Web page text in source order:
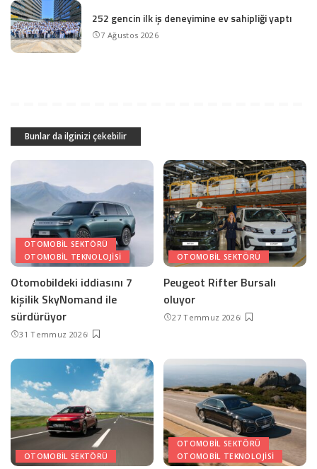
252 gencin ilk iş deneyimine ev sahipliği yaptı
7 Ağustos 2026
Bunlar da ilginizi çekebilir
OTOMOBIL SEKTÖRÜ
OTOMOBIL TEKNOLOJISI
Otomobildeki iddiasını 7
kişilik SkyNomand ile
sürdürüyor
31 Temmuz 2026
OTOMOBIL SEKTÖRÜ
Peugeot Rifter Bursalı
oluyor
27 Temmuz 2026
OTOMOBIL SEKTÖRÜ
OTOMOBIL SEKTÖRÜ
OTOMOBIL TEKNOLOJISI